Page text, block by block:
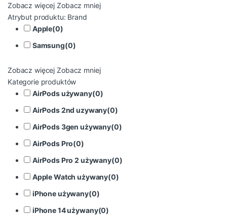
Zobacz więcej Zobacz mniej
Atrybut produktu: Brand
Apple(0)
Samsung(0)
Zobacz więcej Zobacz mniej
Kategorie produktów
AirPods używany(0)
AirPods 2nd uzywany(0)
AirPods 3gen używany(0)
AirPods Pro(0)
AirPods Pro 2 używany(0)
Apple Watch używany(0)
iPhone używany(0)
iPhone 14 używany(0)